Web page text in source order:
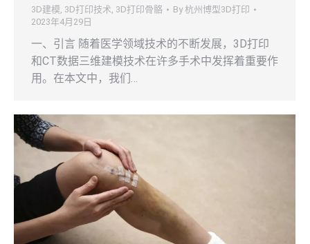
3D建模 3D打印技术 3D打印骨骼 By 杭州博型3D打印
2023年4月29日
一、引言 随着医学领域技术的不断发展，3D打印
和CT数据三维建模技术在许多手术中发挥着重要作
用。在本文中，我们…